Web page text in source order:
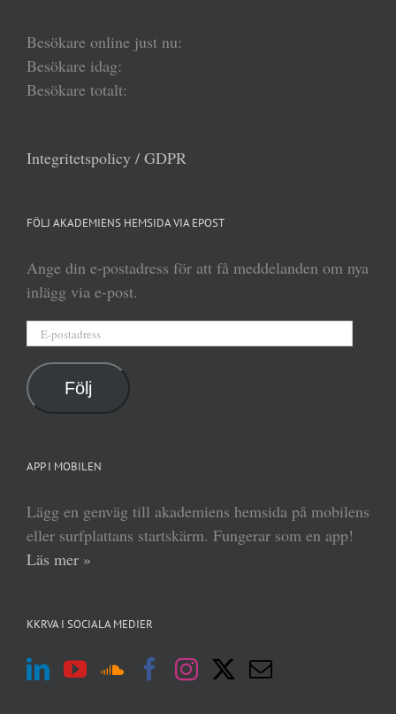
Besökare online just nu:
Besökare idag:
Besökare totalt:
Integritetspolicy / GDPR
FÖLJ AKADEMIENS HEMSIDA VIA EPOST
Ange din e-postadress för att få meddelanden om nya
inlägg via e-post.
Följ
APP I MOBILEN
Lägg en genväg till akademiens hemsida på mobilens
eller surfplattans startskärm. Fungerar som en app!
Läs mer »
KKRVA I SOCIALA MEDIER